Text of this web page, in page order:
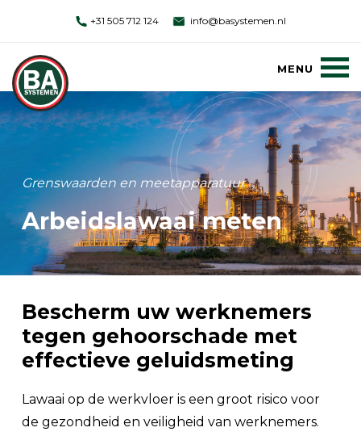
+31 505 712 124 info@basystemen.nl
Grenswaarden en meetapparatuur
Arbeidslawaai meten
Bescherm uw werknemers
tegen gehoorschade met
effectieve geluidsmeting
Lawaai op de werkvloer is een groot risico voor
de gezondheid en veiligheid van werknemers.